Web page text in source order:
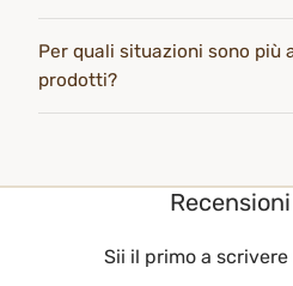
Per quali situazioni sono più
prodotti?
Sii il primo a